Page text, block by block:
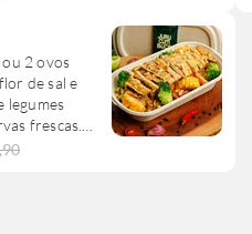
e você
um se
2 ovos
de sal e
legumes
frescas.
arroz